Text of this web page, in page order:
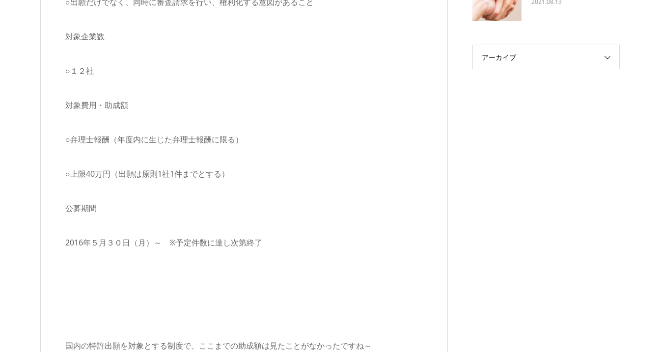
対象企業数
○１２社
対象費用・助成額
○弁理士報酬（年度内に生じた弁理士報酬に限る）
○上限40万円（出願は原則1社1件までとする）
公募期間
2016年５月３０日（月）～ ※予定件数に達し次第終了
国内の特許出願を対象とする制度で、ここまでの助成額は見たことがなかったですね～
アーカイブ